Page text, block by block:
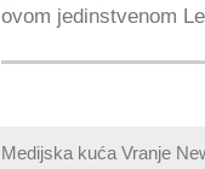
ovom jedinstvenom
Medijska kuća Vranje